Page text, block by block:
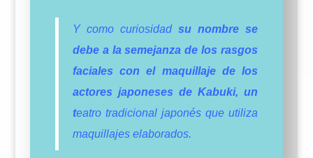
Y como curiosidadsu nombre se
debe a la semejanza de los rasgos
faciales con el maquillaje de los
actores japoneses de Kabuki, un
teatro tradicional japonés que utiliza
maquillajes elaborados.